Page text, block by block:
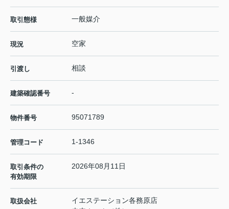
取引態様 一般媒介
現況 空家
引渡し 相談
建築確認番号 -
物件番号 95071789
管理コード 1-1346
取引条件の
有効期限
2026年08月11日
取扱会社
イエステーション各務原店